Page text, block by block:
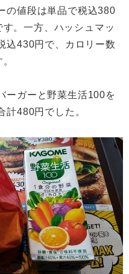
の値段は単品で税込380
。一方、ハッシュマッ
込430円で、カロリー数
ーガーと野菜生活100を
計480円でした。